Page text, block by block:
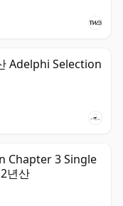
Adelphi Selection
Chapter 3 Single
년산